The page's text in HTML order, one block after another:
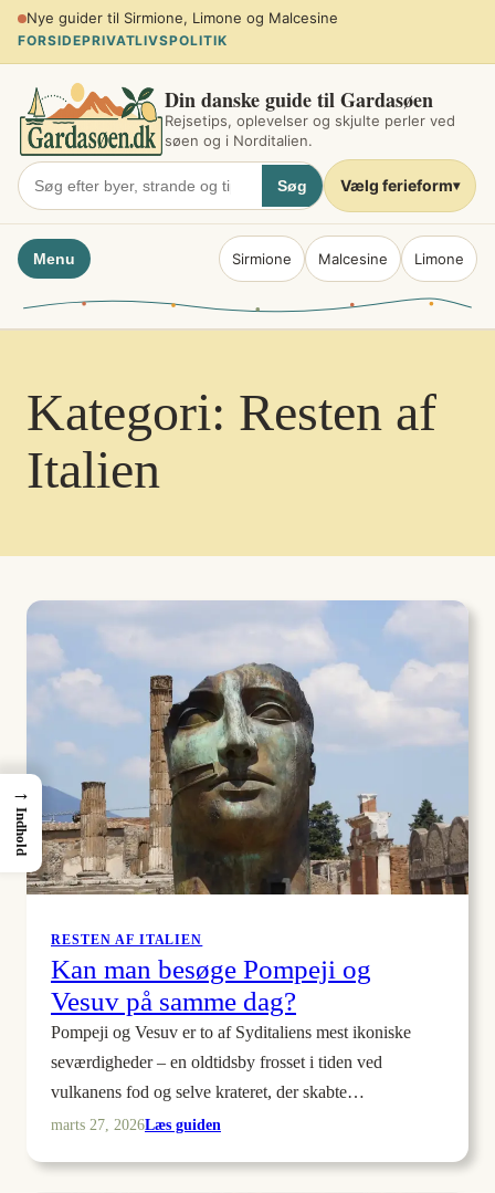
Spring
indhold
Planlæg sommerferien ved søen
FORSIDEPRIVATLIVSPOLITIK
Din danske guide til Gardasøen
Rejsetips, oplevelser og skjulte perler ved
søen og i Norditalien.
Søg Vælg ferieform▾
Menu Sirmione Malcesine Limone
Kategori: Resten af
Italien
RESTEN AF ITALIEN
Kan man besøge Pompeji og
Vesuv på samme dag?
Pompeji og Vesuv er to af Syditaliens mest ikoniske
seværdigheder – en oldtidsby frosset i tiden ved
vulkanens fod og selve krateret, der skabte…
marts 27, 2026Læs guiden
→
Indhold